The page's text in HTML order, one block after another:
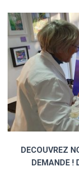
DECOUVREZ
DEMANDE !